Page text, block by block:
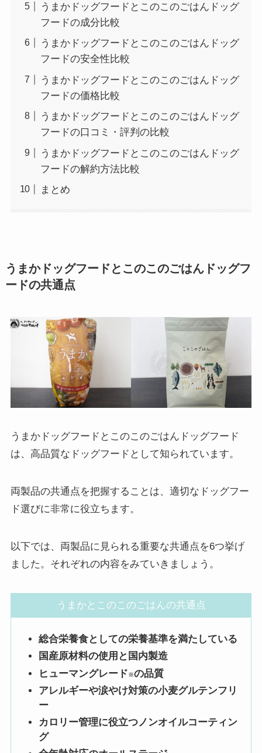
うまかドッグフードとこのこのごはんドッグ
フードの成分比較
うまかドッグフードとこのこのごはんドッグ
フードの安全性比較
うまかドッグフードとこのこのごはんドッグ
フードの価格比較
うまかドッグフードとこのこのごはんドッグ
フードの口コミ・評判の比較
うまかドッグフードとこのこのごはんドッグ
フードの解約方法比較
まとめ
うまかドッグフードとこのこのごはんドッグフ
ードの共通点
うまかドッグフードとこのこのごはんドッグフード
は、高品質なドッグフードとして知られています。
両製品の共通点を把握することは、適切なドッグフー
ド選びに非常に役立ちます。
以下では、両製品に見られる重要な共通点を6つ挙げ
ました。それぞれの内容をみていきましょう。
うまかとこのこのごはんの共通点
総合栄養食としての栄養基準を満たしている
国産原材料の使用と国内製造
ヒューマングレード※の品質
アレルギーや涙やけ対策の小麦グルテンフリ
ー
カロリー管理に役立つノンオイルコーティン
グ